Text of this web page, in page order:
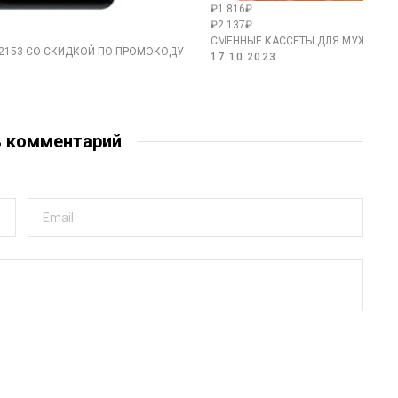
СО СКИДКОЙ ПО ПРОМОКОДУ
₽1 816₽
₽2 137₽
СМЕННЫЕ КАССЕТЫ ДЛЯ МУЖСКОЙ
17.10.2023
комментарий